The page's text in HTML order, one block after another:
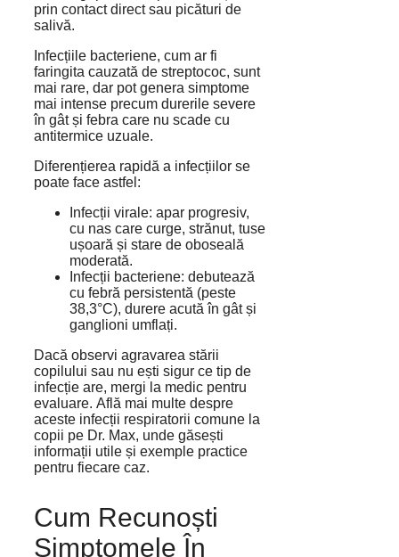
prin contact direct sau picături de
salivă.
Infecțiile bacteriene, cum ar fi
faringita cauzată de streptococ, sunt
mai rare, dar pot genera simptome
mai intense precum durerile severe
în gât și febra care nu scade cu
antitermice uzuale.
Diferențierea rapidă a infecțiilor se
poate face astfel:
Infecții virale: apar progresiv,
cu nas care curge, strănut, tuse
ușoară și stare de oboseală
moderată.
Infecții bacteriene: debutează
cu febră persistentă (peste
38,3°C), durere acută în gât și
ganglioni umflați.
Dacă observi agravarea stării
copilului sau nu ești sigur ce tip de
infecție are, mergi la medic pentru
evaluare. Află mai multe despre
aceste infecții respiratorii comune la
copii pe Dr. Max, unde găsești
informații utile și exemple practice
pentru fiecare caz.
Cum Recunoști
Simptomele În